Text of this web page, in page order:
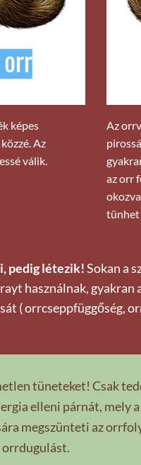
képes
Az
válik.
Az
az orr
tünhet
pedig létezik!Sokan a
használnak, gyakran
( orrcseppfüggőség,
tüneteket! Csak
elleni párnát, mely
megszünteti az
orrdugulást.